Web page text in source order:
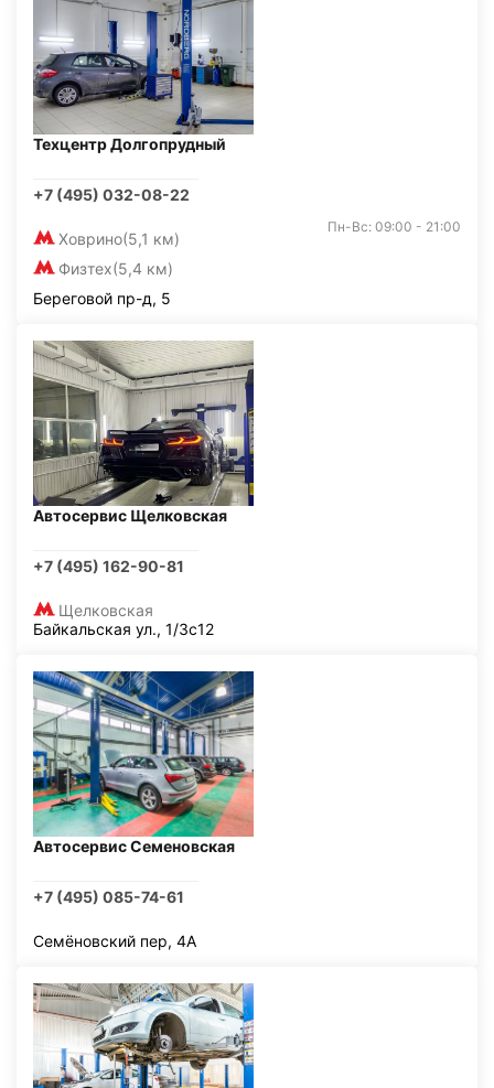
Техцентр Долгопрудный
+7 (495) 032-08-22
Ховрино(5,1 км)
Физтех(5,4 км)
Пн-Вс: 09:00 - 21:00
Береговой пр-д, 5
Автосервис Щелковская
+7 (495) 162-90-81
Щелковская
Байкальская ул., 1/3с12
Автосервис Семеновская
+7 (495) 085-74-61
Семёновский пер, 4А